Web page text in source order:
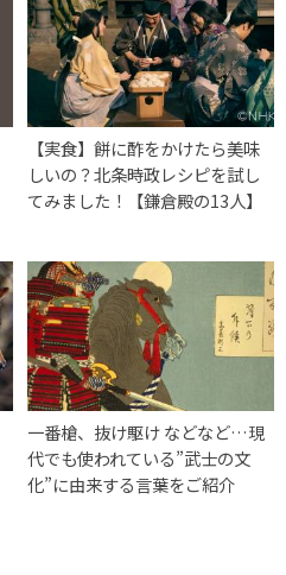
【実食】餅に酢をかけたら美味
しいの？北条時政レシピを試し
てみました！【鎌倉殿の13人】
一番槍、抜け駆け などなど…現
代でも使われている”武士の文
化”に由来する言葉をご紹介